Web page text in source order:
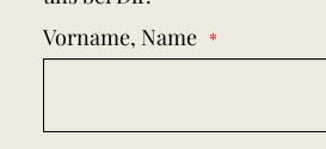
Vorname, Name